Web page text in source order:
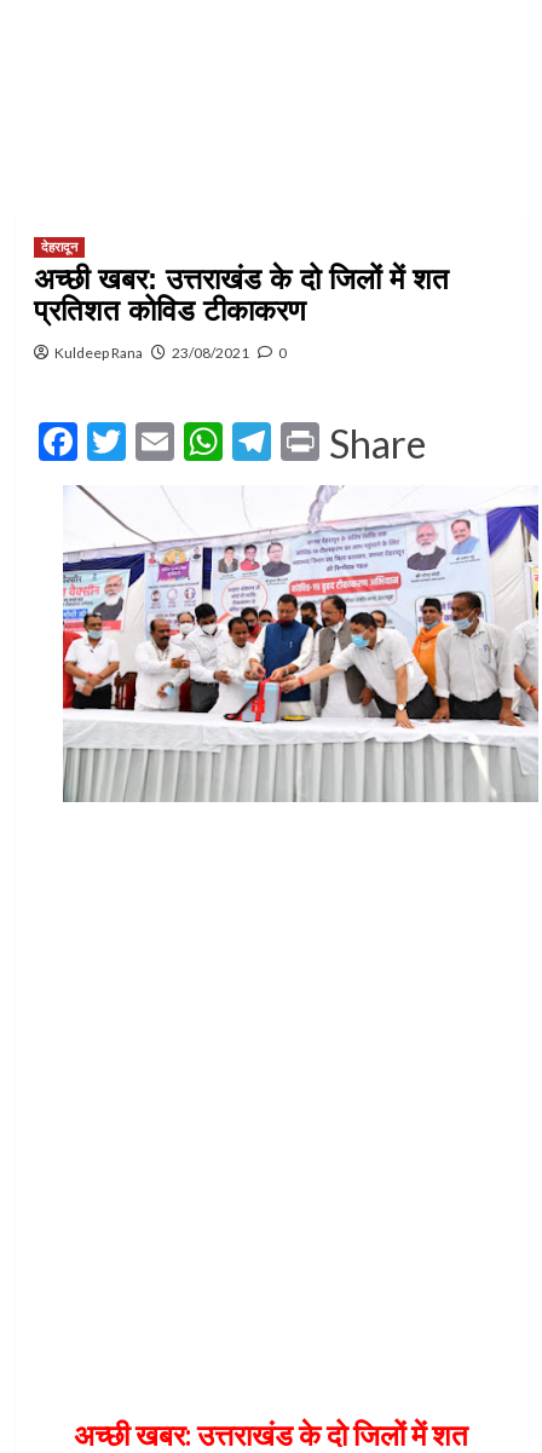
देहरादून
अच्छी खबर: उत्तराखंड के दो जिलों में शत
प्रतिशत कोविड टीकाकरण
Kuldeep Rana 23/08/2021 0
Facebook
Twitter
EmailWhatsApp
Telegram
Print
Share
अच्छी खबर: उत्तराखंड के दो जिलों में शत